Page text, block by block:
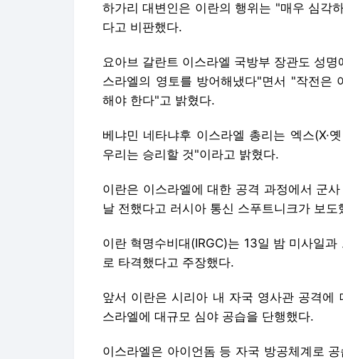
하가리 대변인은 이란의 행위는 "매우 심각
다고 비판했다.
요아브 갈란트 이스라엘 국방부 장관도 성
스라엘의 영토를 방어해냈다"면서 "작전은
해야 한다"고 밝혔다.
베냐민 네타냐후 이스라엘 총리는 엑스(X·
우리는 승리할 것"이라고 밝혔다.
이란은 이스라엘에 대한 공격 과정에서 군
날 전했다고 러시아 통신 스푸트니크가 보도
이란 혁명수비대(IRGC)는 13일 밤 미사일
로 타격했다고 주장했다.
앞서 이란은 시리아 내 자국 영사관 공격에
스라엘에 대규모 심야 공습을 단행했다.
이스라엘은 아이언돔 등 자국 방공체계로